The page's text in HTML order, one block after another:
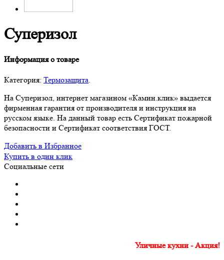
Суперизол
Информация о товаре
Категория: Термозащита.
На Суперизол, интернет магазином «Камин.клик» выдается
фирменная гарантия от производителя и инструкция на
русском языке. На данный товар есть Сертификат пожарной
безопасности и Сертификат соответствия ГОСТ.
Добавить в Избранное
Купить в один клик
Социальные сети
Уличные кухни - Акция!